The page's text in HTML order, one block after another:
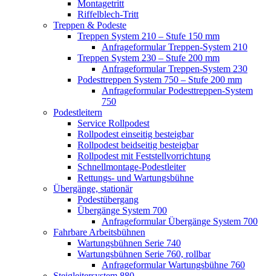
Montagetritt
Riffelblech-Tritt
Treppen & Podeste
Treppen System 210 – Stufe 150 mm
Anfrageformular Treppen-System 210
Treppen System 230 – Stufe 200 mm
Anfrageformular Treppen-System 230
Podesttreppen System 750 – Stufe 200 mm
Anfrageformular Podesttreppen-System
750
Podestleitern
Service Rollpodest
Rollpodest einseitig besteigbar
Rollpodest beidseitig besteigbar
Rollpodest mit Feststellvorrichtung
Schnellmontage-Podestleiter
Rettungs- und Wartungsbühne
Übergänge, stationär
Podestübergang
Übergänge System 700
Anfrageformular Übergänge System 700
Fahrbare Arbeitsbühnen
Wartungsbühnen Serie 740
Wartungsbühnen Serie 760, rollbar
Anfrageformular Wartungsbühne 760